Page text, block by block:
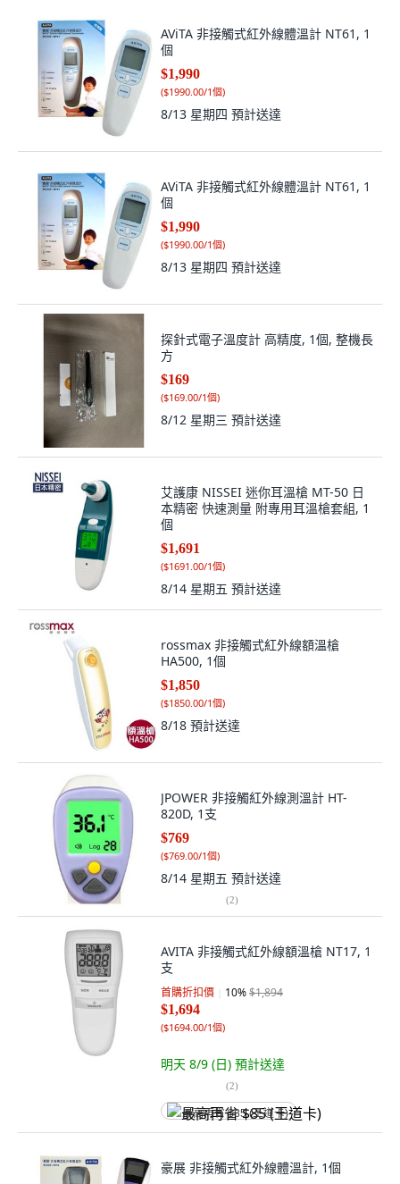
AViTA 非接觸式紅外線體溫計 NT61, 1
個
$1,990
($1990.00/1個)
8/13 星期四 預計送達
AViTA 非接觸式紅外線體溫計 NT61, 1
個
$1,990
($1990.00/1個)
8/13 星期四 預計送達
探針式電子溫度計 高精度, 1個, 整機長
方
$169
($169.00/1個)
8/12 星期三 預計送達
艾護康 NISSEI 迷你耳溫槍 MT-50 日
本精密 快速測量 附專用耳溫槍套組, 1
個
$1,691
($1691.00/1個)
8/14 星期五 預計送達
rossmax 非接觸式紅外線額溫槍
HA500, 1個
$1,850
($1850.00/1個)
8/18 預計送達
JPOWER 非接觸紅外線測溫計 HT-
820D, 1支
$769
($769.00/1個)
8/14 星期五 預計送達
(2)
AVITA 非接觸式紅外線額溫槍 NT17, 1
支
首購折扣價 10%$1,894
$1,694
($1694.00/1個)
明天 8/9 (日) 預計送達
(2)
最高再省 $85 (王道卡)
豪展 非接觸式紅外線體溫計, 1個